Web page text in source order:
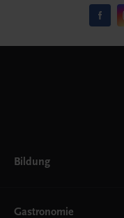
Bildung
AHS
Gastronomie